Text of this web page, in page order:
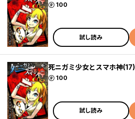
100
ポイント
試し読み
死ニガミ少女とスマホ神(17)
100
ポイント
試し読み